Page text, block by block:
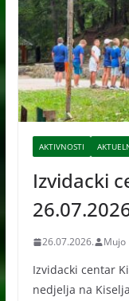
AKTIVNOSTI
Izvidacki
26.07.2026. Mujo
Izvidacki centar
nedjelja na